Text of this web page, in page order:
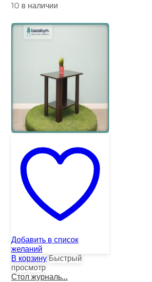
10 в наличии
Добавить в список
желаний
В корзину Быстрый
просмотр
Стол журналь...